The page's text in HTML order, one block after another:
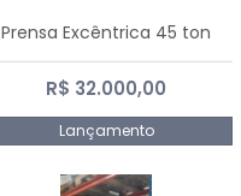
Prensa Excêntrica 45 ton
R$ 32.000,00
Lançamento